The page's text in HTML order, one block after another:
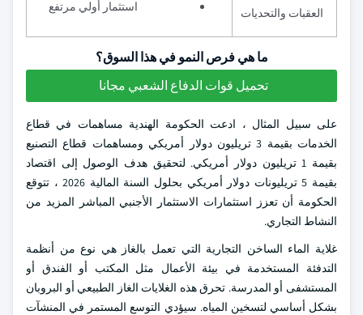
العقبات والتحديات استثمار أولي مرتفع
ما هي فرص النمو في هذا السوق؟
تحميل قوات الدفاع الشعبي مجانا
على سبيل المثال ، ادعت الحكومة الهندية مساهمات في قطاع
الخدمات بقيمة 3 تريليون دولار أمريكي ومساهمات قطاع التصنيع
بقيمة 1 تريليون دولار أمريكي. لتحقيق هدف الوصول إلى اقتصاد
بقيمة 5 تريليونات دولار أمريكي بحلول السنة المالية 2026 ، تتوقع
الحكومة أن تعزز استثمارات الاستثمار الأجنبي المباشر المزيد من
النشاط التجاري.
غلاية الماء الساخن التجارية التي تعمل بالغاز هي نوع من أنظمة
التدفئة المستخدمة في بيئة الأعمال مثل المكتب أو الفندق أو
المستشفى أو المدرسة. تحرق هذه الغلايات الغاز الطبيعي أو البروبان
بشكل أساسي لتسخين المياه. سيؤدي التوسع المستمر في المنشآت